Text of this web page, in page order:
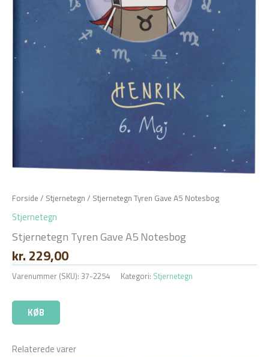
Forside / Stjernetegn / Stjernetegn Tyren Gave A5 Notesbog
Stjernetegn
Stjernetegn Tyren Gave A5 Notesbog
kr. 229,00
Varenummer (SKU): 37-2254 Kategori: Stjernetegn
KØB
Relaterede varer